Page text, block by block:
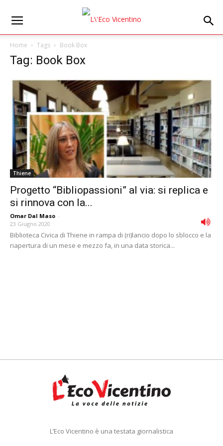
Home Tags Book Box
Tag: Book Box
Thiene
Progetto “Bibliopassioni” al via: si replica e
si rinnova con la...
Omar Dal Maso -
23 Giugno 2020
Biblioteca Civica di Thiene in rampa di (ri)lancio dopo lo sblocco e la
riapertura di un mese e mezzo fa, in una data storica...
L’Eco Vicentino è una testata giornalistica